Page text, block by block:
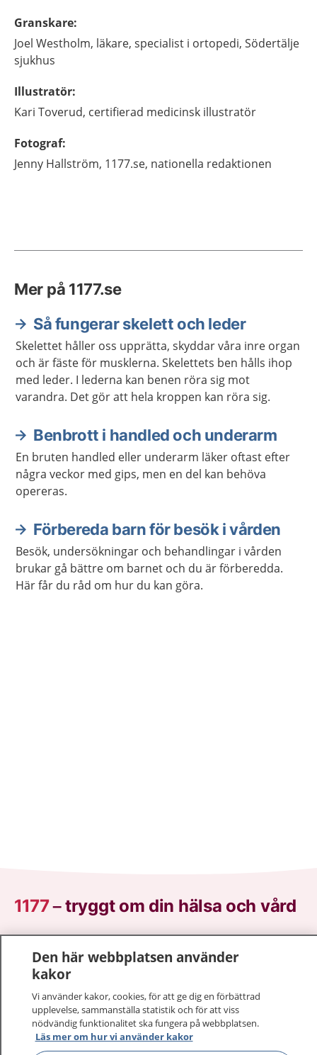
Granskare:
Joel Westholm, läkare, specialist i ortopedi, Södertälje
sjukhus
Illustratör:
Kari Toverud, certifierad medicinsk illustratör
Fotograf:
Jenny Hallström, 1177.se, nationella redaktionen
Mer på 1177.se
Så fungerar skelett och leder
Skelettet håller oss upprätta, skyddar våra inre organ
och är fäste för musklerna. Skelettets ben hålls ihop
med leder. I lederna kan benen röra sig mot
varandra. Det gör att hela kroppen kan röra sig.
Benbrott i handled och underarm
En bruten handled eller underarm läker oftast efter
några veckor med gips, men en del kan behöva
opereras.
Förbereda barn för besök i vården
Besök, undersökningar och behandlingar i vården
brukar gå bättre om barnet och du är förberedda.
Här får du råd om hur du kan göra.
1177–tryggt om din hälsa och vård
På 1177.se får du råd om hälsa och information om
sjukdomar och vilka mottagningar du kan kontakta.
Logga in för att läsa din journal och göra dina
vårdärenden. Ring telefonnummer 1177 för
sjukvårdsrådgivning dygnet runt.
1177 ger dig råd när du vill må bättre.
Den här webbplatsen använder
kakor
Vi använder kakor, cookies, för att ge dig en förbättrad
upplevelse, sammanställa statistik och för att viss
nödvändig funktionalitet ska fungera på webbplatsen.
Läs mer om hur vi använder kakor